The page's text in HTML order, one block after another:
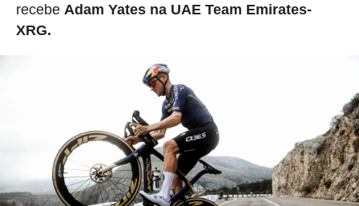
recebe Adam Yates na UAE Team Emirates-
XRG.